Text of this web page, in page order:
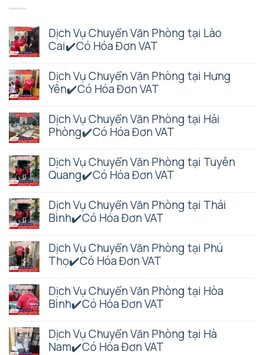
Dịch Vụ Chuyển Văn Phòng tại Lào
Cai✔️Có Hóa Đơn VAT
Dịch Vụ Chuyển Văn Phòng tại Hưng
Yên✔️Có Hóa Đơn VAT
Dịch Vụ Chuyển Văn Phòng tại Hải
Phòng✔️Có Hóa Đơn VAT
Dịch Vụ Chuyển Văn Phòng tại Tuyên
Quang✔️Có Hóa Đơn VAT
Dịch Vụ Chuyển Văn Phòng tại Thái
Bình✔️Có Hóa Đơn VAT
Dịch Vụ Chuyển Văn Phòng tại Phú
Thọ✔️Có Hóa Đơn VAT
Dịch Vụ Chuyển Văn Phòng tại Hòa
Bình✔️Có Hóa Đơn VAT
Dịch Vụ Chuyển Văn Phòng tại Hà
Nam✔️Có Hóa Đơn VAT